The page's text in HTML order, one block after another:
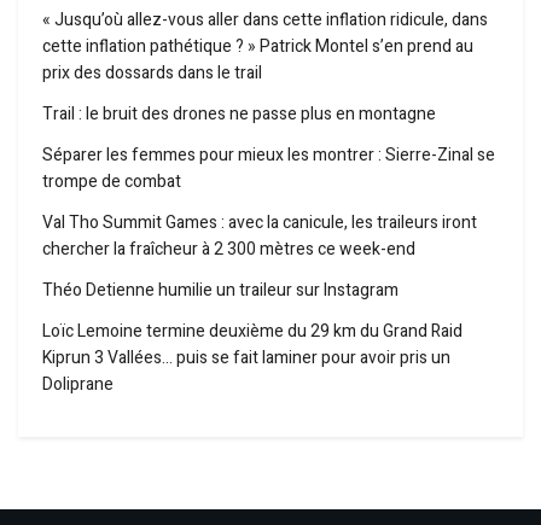
« Jusqu’où allez-vous aller dans cette inflation ridicule, dans
cette inflation pathétique ? » Patrick Montel s’en prend au
prix des dossards dans le trail
Trail : le bruit des drones ne passe plus en montagne
Séparer les femmes pour mieux les montrer : Sierre-Zinal se
trompe de combat
Val Tho Summit Games : avec la canicule, les traileurs iront
chercher la fraîcheur à 2 300 mètres ce week-end
Théo Detienne humilie un traileur sur Instagram
Loïc Lemoine termine deuxième du 29 km du Grand Raid
Kiprun 3 Vallées… puis se fait laminer pour avoir pris un
Doliprane